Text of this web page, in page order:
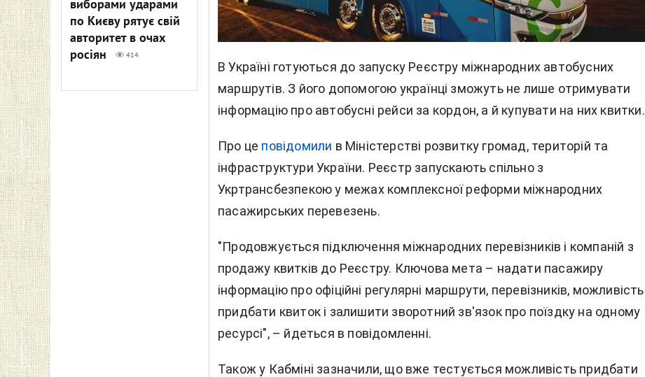
виборами ударами
по Києву рятує свій
авторитет в очах
росіян
414
В Україні готуються до запуску Реєстру міжнародних автобусних
маршрутів. З його допомогою українці зможуть не лише отримувати
інформацію про автобусні рейси за кордон, а й купувати на них квитки.
Про це повідомили в Міністерстві розвитку громад, територій та
інфраструктури України. Реєстр запускають спільно з
Укртрансбезпекою у межах комплексної реформи міжнародних
пасажирських перевезень.
"Продовжується підключення міжнародних перевізників і компаній з
продажу квитків до Реєстру. Ключова мета – надати пасажиру
інформацію про офіційні регулярні маршрути, перевізників, можливість
придбати квиток і залишити зворотний зв'язок про поїздку на одному
ресурсі", – йдеться в повідомленні.
Також у Кабміні зазначили, що вже тестується можливість придбати